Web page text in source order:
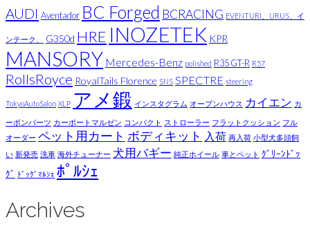
AUDI Aventador BC Forged BCRACING EVENTURI、URUS、イ
ンテーク、 G350d HRE INOZETEK KPR
MANSORY Mercedes-Benz polished R35 GT-R R57
RollsRoyce RoyalTails Florence SNS SPECTRE steering
TokyoAutoSalon XLP アメ鍛 インスタグラム オープンハウス カイエン カ
ーボンパーツ カーポートマルゼン コンパクト ストローラー フラットクッション フル
オーダー ペット用カート ボディキット 入荷 再入荷 小型犬多頭飼
い 新発売 洗車 海外チューナー 犬用バギー 純正ホイール 車とペット ｸﾞﾘｰﾝﾄﾞｯ
ｸﾞ ﾄﾞｯｸﾞﾏﾙｼｪ ﾎﾟﾙｼｪ
Archives